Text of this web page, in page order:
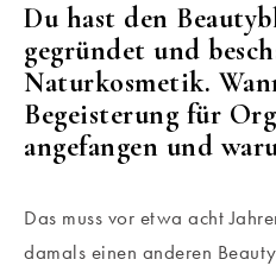
Du hast den
gegründet und
Naturkosmetik.
Begeisterung für
angefangen und
Das muss vor etwa acht
damals einen anderen